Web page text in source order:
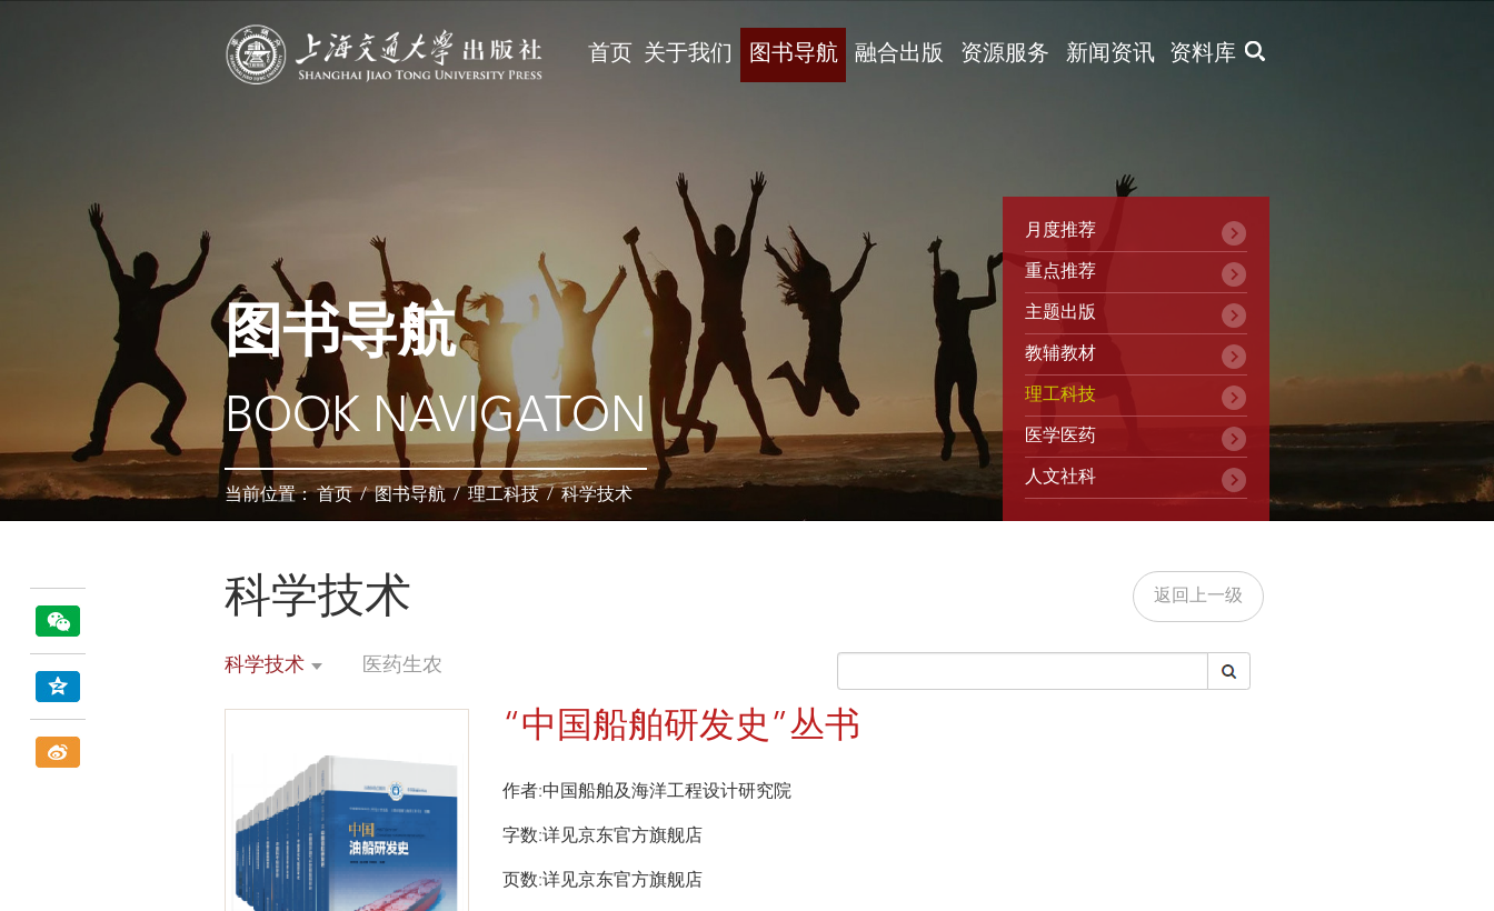
X
首页 关于我们 图书导航 融合出版 资源服务 新闻资讯 资料库
图书导航
BOOK NAVIGATON
当前位置：首页/图书导航 / 理工科技 / 科学技术
月度推荐
重点推荐
主题出版
教辅教材
理工科技
医学医药
人文社科
科学技术 返回上一级
科学技术 医药生农
“中国船舶研发史”丛书
作者:中国船舶及海洋工程设计研究院
字数:详见京东官方旗舰店
页数:详见京东官方旗舰店